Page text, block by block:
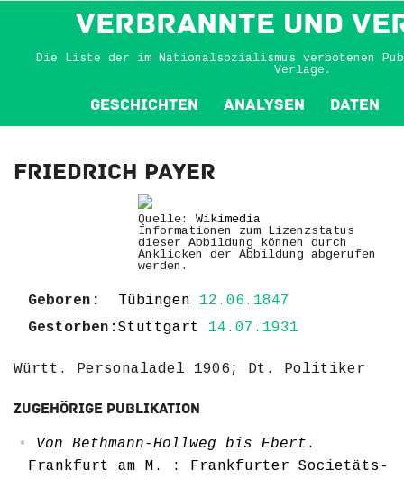
VERBRANNTE und
Die Liste der im Nationalsozialismus verbotenen
Verlage.
Geschichten Analysen Daten
Friedrich Payer
Quelle: Wikimedia
Informationen zum Lizenzstatus
dieser Abbildung können durch
Anklicken der Abbildung abgerufen
werden.
Geboren: Tübingen 12.06.1847
Gestorben:Stuttgart 14.07.1931
Württ. Personaladel 1906; Dt. Politiker
Zugehörige Publikation
Von Bethmann-Hollweg bis Ebert .
Frankfurt am M. : Frankfurter Societäts-